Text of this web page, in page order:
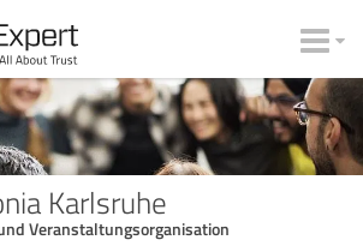
Karlsruhe
Veranstaltungsorganisation